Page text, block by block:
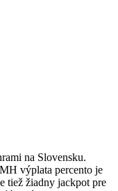
na Slovensku.
výplata percento je
tiež žiadny jackpot pre